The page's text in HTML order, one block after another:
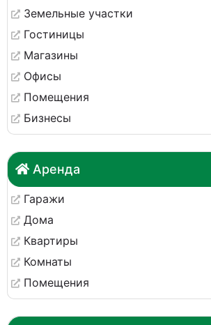
Земельные участки
Гостиницы
Магазины
Офисы
Помещения
Бизнесы
Аренда
Гаражи
Дома
Квартиры
Комнаты
Помещения